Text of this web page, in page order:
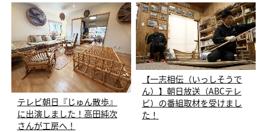
テレビ朝日『じゅん散歩』
に出演しました！高田純次
さんが工房へ！
【一志相伝（いっしそうで
ん）】朝日放送（ABCテレ
ビ）の番組取材を受けまし
た！